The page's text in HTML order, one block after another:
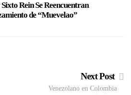
Rein Se Reencuentran
de “Muevelao”
Next Post
Venezolano en Colombia